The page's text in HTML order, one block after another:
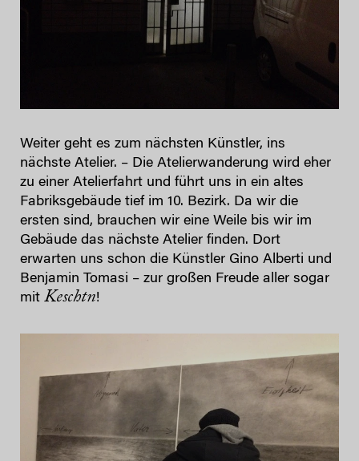
Weiter geht es zum nächsten Künstler, ins
nächste Atelier. – Die Atelierwanderung wird eher
zu einer Atelierfahrt und führt uns in ein altes
Fabriksgebäude tief im 10. Bezirk. Da wir die
ersten sind, brauchen wir eine Weile bis wir im
Gebäude das nächste Atelier finden. Dort
erwarten uns schon die Künstler Gino Alberti und
Benjamin Tomasi – zur großen Freude aller sogar
mit Keschtn!